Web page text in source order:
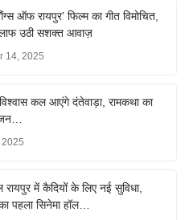
ऑफ रायपुर’ फिल्म का गीत विमोचित,
उठी सशक्त आवाज़
14, 2025
कल आएंगे दंतेवाड़ा, रामकथा का
में कैदियों के लिए नई सुविधा,
पहला सिनेमा हॉल…